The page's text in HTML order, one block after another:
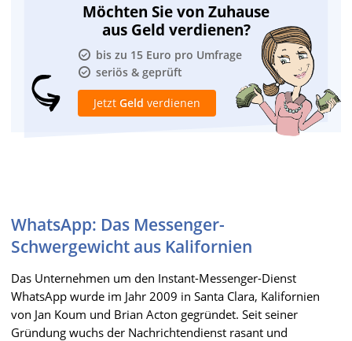
Möchten Sie von Zuhause
aus Geld verdienen?
bis zu 15 Euro pro Umfrage
seriös & geprüft
Jetzt Geld verdienen
WhatsApp: Das Messenger-
Schwergewicht aus Kalifornien
Das Unternehmen um den Instant-Messenger-Dienst
WhatsApp wurde im Jahr 2009 in Santa Clara, Kalifornien
von Jan Koum und Brian Acton gegründet. Seit seiner
Gründung wuchs der Nachrichtendienst rasant und